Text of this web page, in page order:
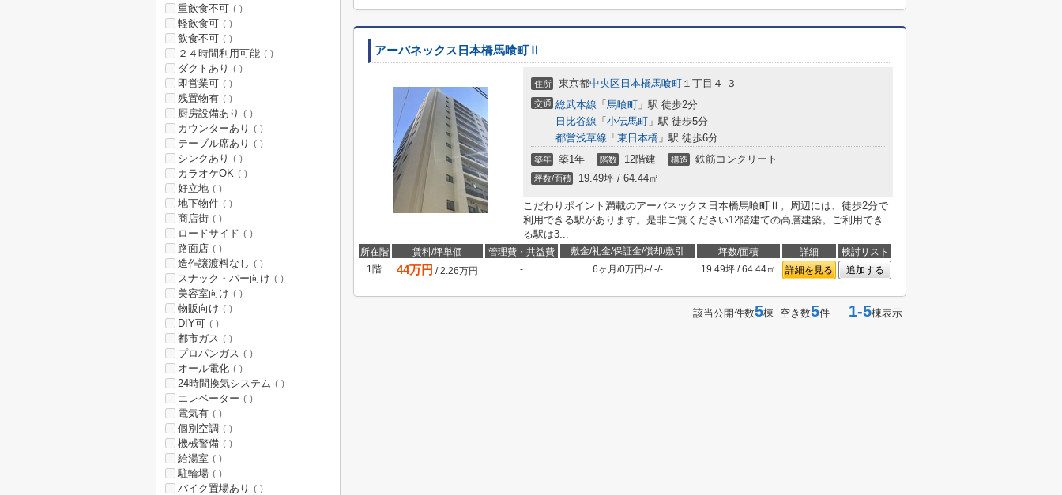
アーバネックス日本橋馬喰町Ⅱ
住所 東京都中央区 日本橋馬喰町 １丁目４-３
交通 総武本線 「 馬喰町 」駅 徒歩2分
日比谷線 「 小伝馬町 」駅 徒歩5分
都営浅草線 「 東日本橋 」駅 徒歩6分
築年 築1年 階数 12階建 構造 鉄筋コンクリート
坪数/面積 19.49坪 / 64.44㎡
こだわりポイント満載のアーバネックス日本橋馬喰町Ⅱ。周辺には、徒歩2分で
利用できる駅があります。是非ご覧ください12階建ての高層建築。ご利用でき
る駅は3...
所在階 賃料/坪単価 管理費・共益費 敷金/礼金/保証金/償却/敷引 坪数/面積 詳細
検討リスト
1階
44万円 /2.26万円 - 6ヶ月 /0万円/-/-/- 19.49坪 / 64.44㎡ 詳細を見る 追加する
該当公開件数5棟 空き数5件 1-5棟表示
重飲食不可 (-)
軽飲食可 (-)
飲食不可 (-)
２４時間利用可能 (-)
ダクトあり (-)
即営業可 (-)
残置物有 (-)
厨房設備あり (-)
カウンターあり (-)
テーブル席あり (-)
シンクあり (-)
カラオケOK (-)
好立地 (-)
地下物件 (-)
商店街 (-)
ロードサイド (-)
路面店 (-)
造作譲渡料なし (-)
スナック・バー向け (-)
美容室向け (-)
物販向け (-)
DIY可 (-)
都市ガス (-)
プロパンガス (-)
オール電化 (-)
24時間換気システム (-)
エレベーター (-)
電気有 (-)
個別空調 (-)
機械警備 (-)
給湯室 (-)
駐輪場 (-)
バイク置場あり (-)